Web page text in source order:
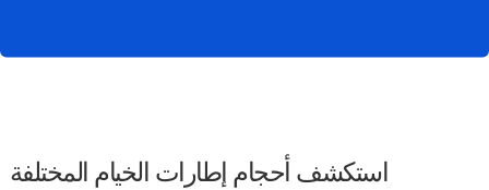
استكشف أحجام إطارات الخيام المختلفة